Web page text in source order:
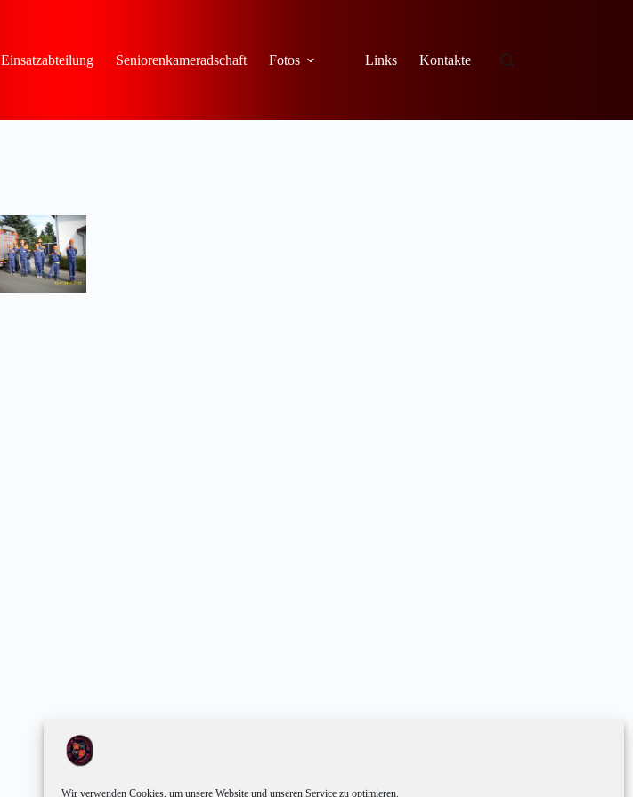
Wir verwenden Cookies, um unsere Website und unseren Service zu optimieren.
Einsatzabteilung Seniorenkameradschaft Fotos Links Kontakte